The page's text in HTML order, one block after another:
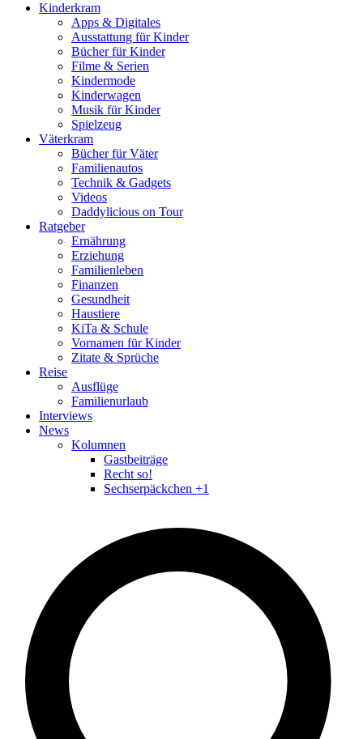
Kinderkram
Apps & Digitales
Ausstattung für Kinder
Bücher für Kinder
Filme & Serien
Kindermode
Kinderwagen
Musik für Kinder
Spielzeug
Väterkram
Bücher für Väter
Familienautos
Technik & Gadgets
Videos
Daddylicious on Tour
Ratgeber
Ernährung
Erziehung
Familienleben
Finanzen
Gesundheit
Haustiere
KiTa & Schule
Vornamen für Kinder
Zitate & Sprüche
Reise
Ausflüge
Familienurlaub
Interviews
News
Kolumnen
Gastbeiträge
Recht so!
Sechserpäckchen +1